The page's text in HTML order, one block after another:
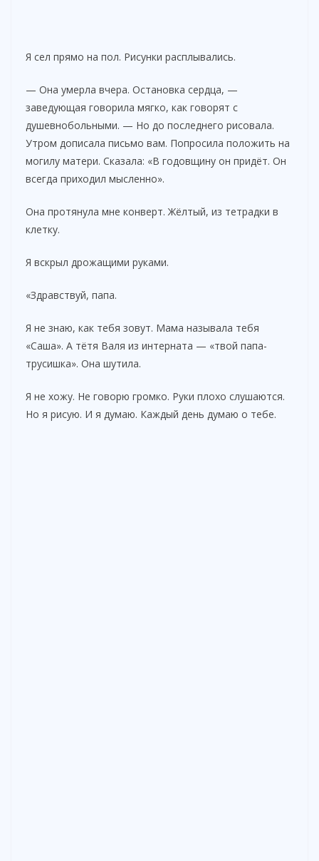
Я сел прямо на пол. Рисунки расплывались.
— Она умерла вчера. Остановка сердца, —
заведующая говорила мягко, как говорят с
душевнобольными. — Но до последнего рисовала.
Утром дописала письмо вам. Попросила положить на
могилу матери. Сказала: «В годовщину он придёт. Он
всегда приходил мысленно».
Она протянула мне конверт. Жёлтый, из тетрадки в
клетку.
Я вскрыл дрожащими руками.
«Здравствуй, папа.
Я не знаю, как тебя зовут. Мама называла тебя
«Саша». А тётя Валя из интерната — «твой папа-
трусишка». Она шутила.
Я не хожу. Не говорю громко. Руки плохо слушаются.
Но я рисую. И я думаю. Каждый день думаю о тебе.